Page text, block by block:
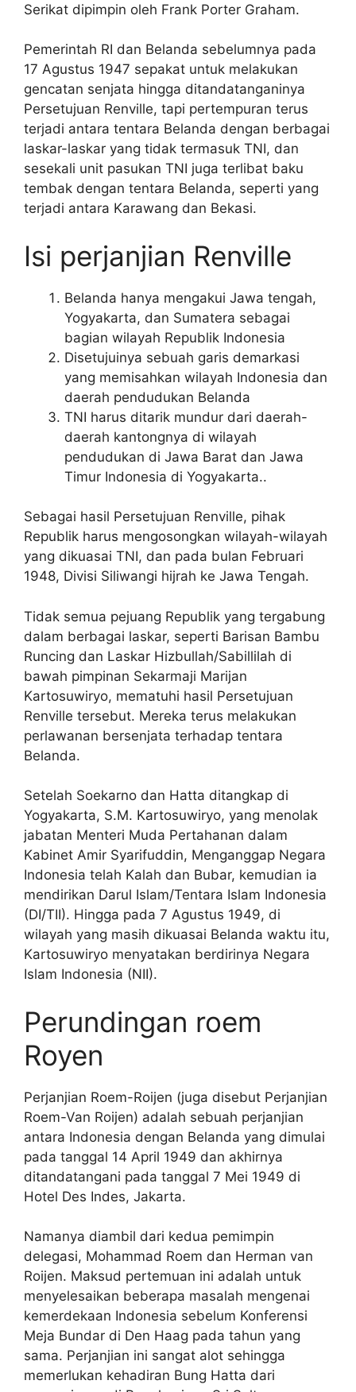
Serikat dipimpin oleh Frank Porter Graham.
Pemerintah RI dan Belanda sebelumnya pada
17 Agustus 1947 sepakat untuk melakukan
gencatan senjata hingga ditandatanganinya
Persetujuan Renville, tapi pertempuran terus
terjadi antara tentara Belanda dengan berbagai
laskar-laskar yang tidak termasuk TNI, dan
sesekali unit pasukan TNI juga terlibat baku
tembak dengan tentara Belanda, seperti yang
terjadi antara Karawang dan Bekasi.
Isi perjanjian Renville
Belanda hanya mengakui Jawa tengah,
Yogyakarta, dan Sumatera sebagai
bagian wilayah Republik Indonesia
Disetujuinya sebuah garis demarkasi
yang memisahkan wilayah Indonesia dan
daerah pendudukan Belanda
TNI harus ditarik mundur dari daerah-
daerah kantongnya di wilayah
pendudukan di Jawa Barat dan Jawa
Timur Indonesia di Yogyakarta..
Sebagai hasil Persetujuan Renville, pihak
Republik harus mengosongkan wilayah-wilayah
yang dikuasai TNI, dan pada bulan Februari
1948, Divisi Siliwangi hijrah ke Jawa Tengah.
Tidak semua pejuang Republik yang tergabung
dalam berbagai laskar, seperti Barisan Bambu
Runcing dan Laskar Hizbullah/Sabillilah di
bawah pimpinan Sekarmaji Marijan
Kartosuwiryo, mematuhi hasil Persetujuan
Renville tersebut. Mereka terus melakukan
perlawanan bersenjata terhadap tentara
Belanda.
Setelah Soekarno dan Hatta ditangkap di
Yogyakarta, S.M. Kartosuwiryo, yang menolak
jabatan Menteri Muda Pertahanan dalam
Kabinet Amir Syarifuddin, Menganggap Negara
Indonesia telah Kalah dan Bubar, kemudian ia
mendirikan Darul Islam/Tentara Islam Indonesia
(DI/TII). Hingga pada 7 Agustus 1949, di
wilayah yang masih dikuasai Belanda waktu itu,
Kartosuwiryo menyatakan berdirinya Negara
Islam Indonesia (NII).
Perundingan roem
Royen
Perjanjian Roem-Roijen (juga disebut Perjanjian
Roem-Van Roijen) adalah sebuah perjanjian
antara Indonesia dengan Belanda yang dimulai
pada tanggal 14 April 1949 dan akhirnya
ditandatangani pada tanggal 7 Mei 1949 di
Hotel Des Indes, Jakarta.
Namanya diambil dari kedua pemimpin
delegasi, Mohammad Roem dan Herman van
Roijen. Maksud pertemuan ini adalah untuk
menyelesaikan beberapa masalah mengenai
kemerdekaan Indonesia sebelum Konferensi
Meja Bundar di Den Haag pada tahun yang
sama. Perjanjian ini sangat alot sehingga
memerlukan kehadiran Bung Hatta dari